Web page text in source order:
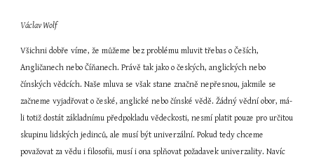
Václav Wolf
Všichni dobře víme, že můžeme bez problému mluvit třebas o Češích,
Angličanech nebo Číňanech. Právě tak jako o českých, anglických nebo
čínských vědcích. Naše mluva se však stane značně nepřesnou, jakmile se
začneme vyjadřovat o české, anglické nebo čínské vědě. Žádný vědní obor, má-
li totiž dostát základnímu předpokladu vědeckosti, nesmí platit pouze pro určitou
skupinu lidských jedinců, ale musí být univerzální. Pokud tedy chceme
považovat za vědu i filosofii, musí i ona splňovat požadavek univerzality. Navíc